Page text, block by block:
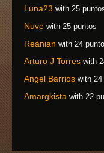
Luna23 with 25
Nuve with 25 puntos
Reánian with 24
Arturo J Torres with
Angel Barrios with 24
Amargkista with 22